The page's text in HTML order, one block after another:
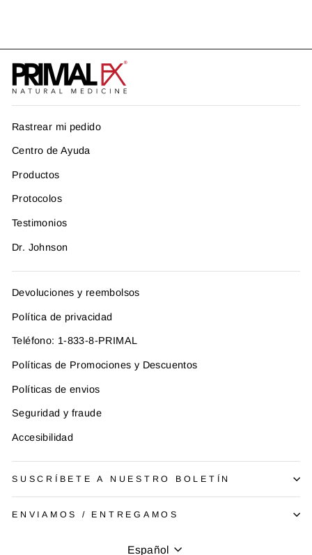
Rastrear mi pedido
Centro de Ayuda
Productos
Protocolos
Testimonios
Dr. Johnson
Devoluciones y reembolsos
Política de privacidad
Teléfono: 1-833-8-PRIMAL
Políticas de Promociones y Descuentos
Políticas de envios
Seguridad y fraude
Accesibilidad
SUSCRÍBETE A NUESTRO BOLETÍN
ENVIAMOS / ENTREGAMOS
Idioma
Español